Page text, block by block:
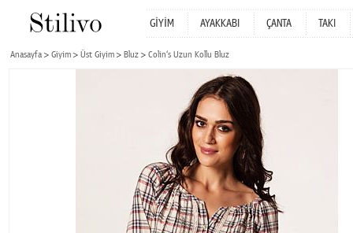
GİYİM AYAKKABI ÇANTA TAKI
Anasayfa Giyim Üst Giyim Bluz Colin‘s Uzun Kollu Bluz